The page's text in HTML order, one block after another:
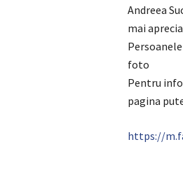
Andreea
mai
foto
Pentru
pagina
https://